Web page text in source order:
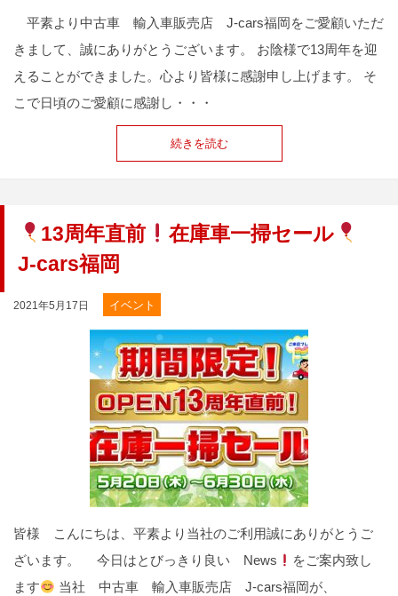
平素より中古車 輸入車販売店 J-cars福岡をご愛顧いただ
きまして、誠にありがとうございます。 お陰様で13周年を迎
えることができました。心より皆様に感謝申し上げます。 そ
こで日頃のご愛顧に感謝し・・・
続きを読む
13周年直前
在庫車一掃セール
J-cars福岡
2021年5月17日 イベント
皆様 こんにちは、平素より当社のご利用誠にありがとうご
ざいます。 今日はとびっきり良い News
をご案内致し
ます
当社 中古車 輸入車販売店 J-cars福岡が、